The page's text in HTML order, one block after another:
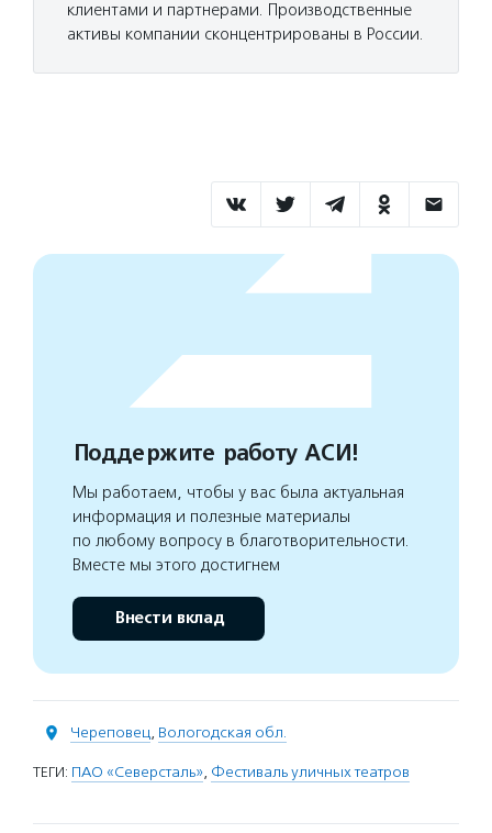
клиентами и партнерами. Производственные
активы компании сконцентрированы в России.
Поддержите работу АСИ!
Мы работаем, чтобы у вас была актуальная
информация и полезные материалы
по любому вопросу в благотворительности.
Вместе мы этого достигнем
Внести вклад
Череповец, Вологодская обл.
ТЕГИ: ПАО «Северсталь», Фестиваль уличных театров